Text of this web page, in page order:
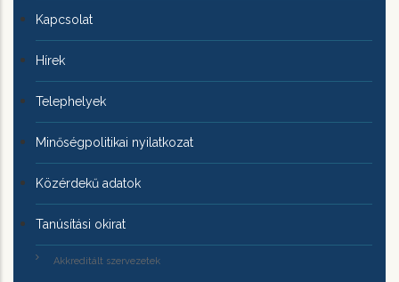
Kapcsolat
Hírek
Telephelyek
Minőségpolitikai nyilatkozat
Közérdekű adatok
Tanúsítási okirat
Akkreditált szervezetek